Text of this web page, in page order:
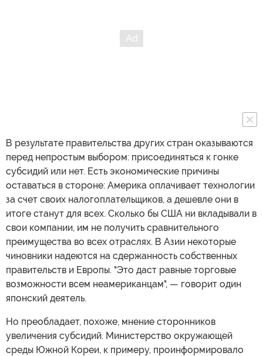
В результате правительства других стран оказываются
перед непростым выбором: присоединяться к гонке
субсидий или нет. Есть экономические причины
оставаться в стороне: Америка оплачивает технологии
за счет своих налогоплательщиков, а дешевле они в
итоге станут для всех. Сколько бы США ни вкладывали в
свои компании, им не получить сравнительного
преимущества во всех отраслях. В Азии некоторые
чиновники надеются на сдержанность собственных
правительств и Европы. "Это даст равные торговые
возможности всем неамериканцам", — говорит один
японский деятель.
Но преобладает, похоже, мнение сторонников
увеличения субсидий. Министерство окружающей
среды Южной Кореи, к примеру, проинформировало